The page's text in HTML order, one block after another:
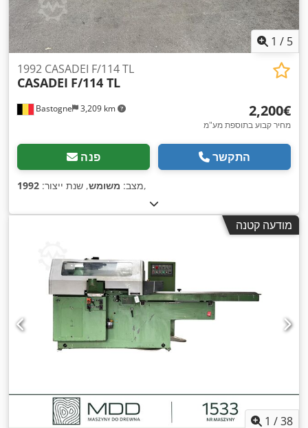
1 / 5
Bastogne 3,209 km
1992 CASADEI F/114 TL
CASADEI F/114 TL
‏2,200 ‏€
מחיר קבוע בתוספת מע"מ
פנה התקשר
מצב: משומש, שנת ייצור: 1992 ,
מודעה קטנה
1 /38